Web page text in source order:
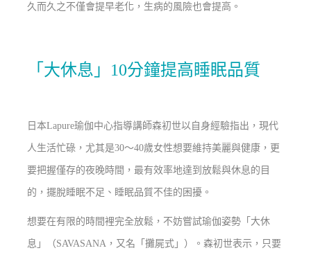
久而久之不僅會提早老化，生病的風險也會提高。
「大休息」10分鐘提高睡眠品質
日本Lapure瑜伽中心指導講師森初世以自身經驗指出，現代
人生活忙碌，尤其是30～40歲女性想要維持美麗與健康，更
要把握僅存的夜晚時間，最有效率地達到放鬆與休息的目
的，擺脫睡眠不足、睡眠品質不佳的困擾。
想要在有限的時間裡完全放鬆，不妨嘗試瑜伽姿勢「大休
息」（SAVASANA，又名「攤屍式」）。森初世表示，只要